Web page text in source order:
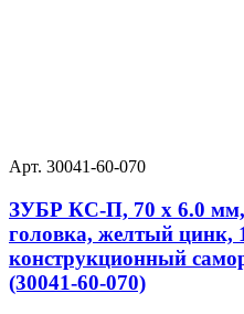
Арт. 30041-60-070
ЗУБР КС-П, 70 х 6.0 мм,
головка, желтый цинк,
конструкционный
(30041-60-070)